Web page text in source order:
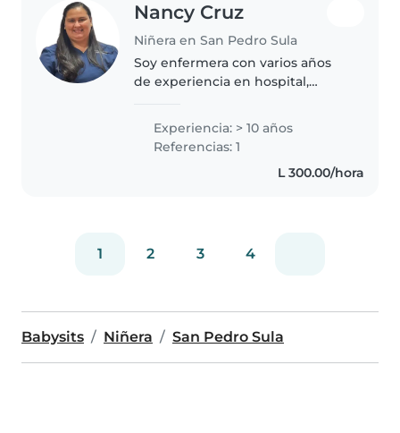
Nancy Cruz
Niñera en San Pedro Sula
Soy enfermera con varios años
de experiencia en hospital,
de 2 niños, me gusta la música,
decorar, soy una persona con
bastante disponibilidad y
Experiencia: > 10 años
Referencias: 1
L 300.00/hora
1 2 3 4
Babysits Niñera San Pedro Sula